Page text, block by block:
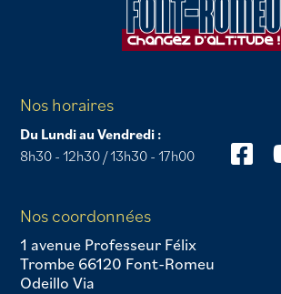
Nos horaires
Du Lundi au Vendredi :
8h30 - 12h30 / 13h30 - 17h00
Nos coordonnées
1 avenue Professeur Félix
Trombe 66120 Font-Romeu
Odeillo Via